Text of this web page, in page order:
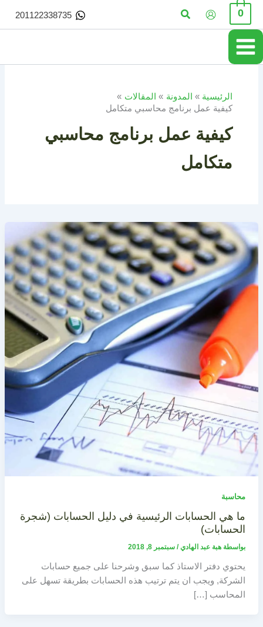
تخطي
المحتوى
0 البحث 201122338735
الرئيسية المدونة
المقالات
كيفية عمل برنامج محاسبي متكامل
كيفية عمل برنامج محاسبي
متكامل
محاسبة
ما هي الحسابات الرئيسية في دليل الحسابات (شجرة
الحسابات)
بواسطة هبة عبد الهادي/ سبتمبر 8, 2018
يحتوي دفتر الاستاذ كما سبق وشرحنا على جميع حسابات
الشركة, ويجب ان يتم ترتيب هذه الحسابات بطريقة تسهل على
المحاسب […]